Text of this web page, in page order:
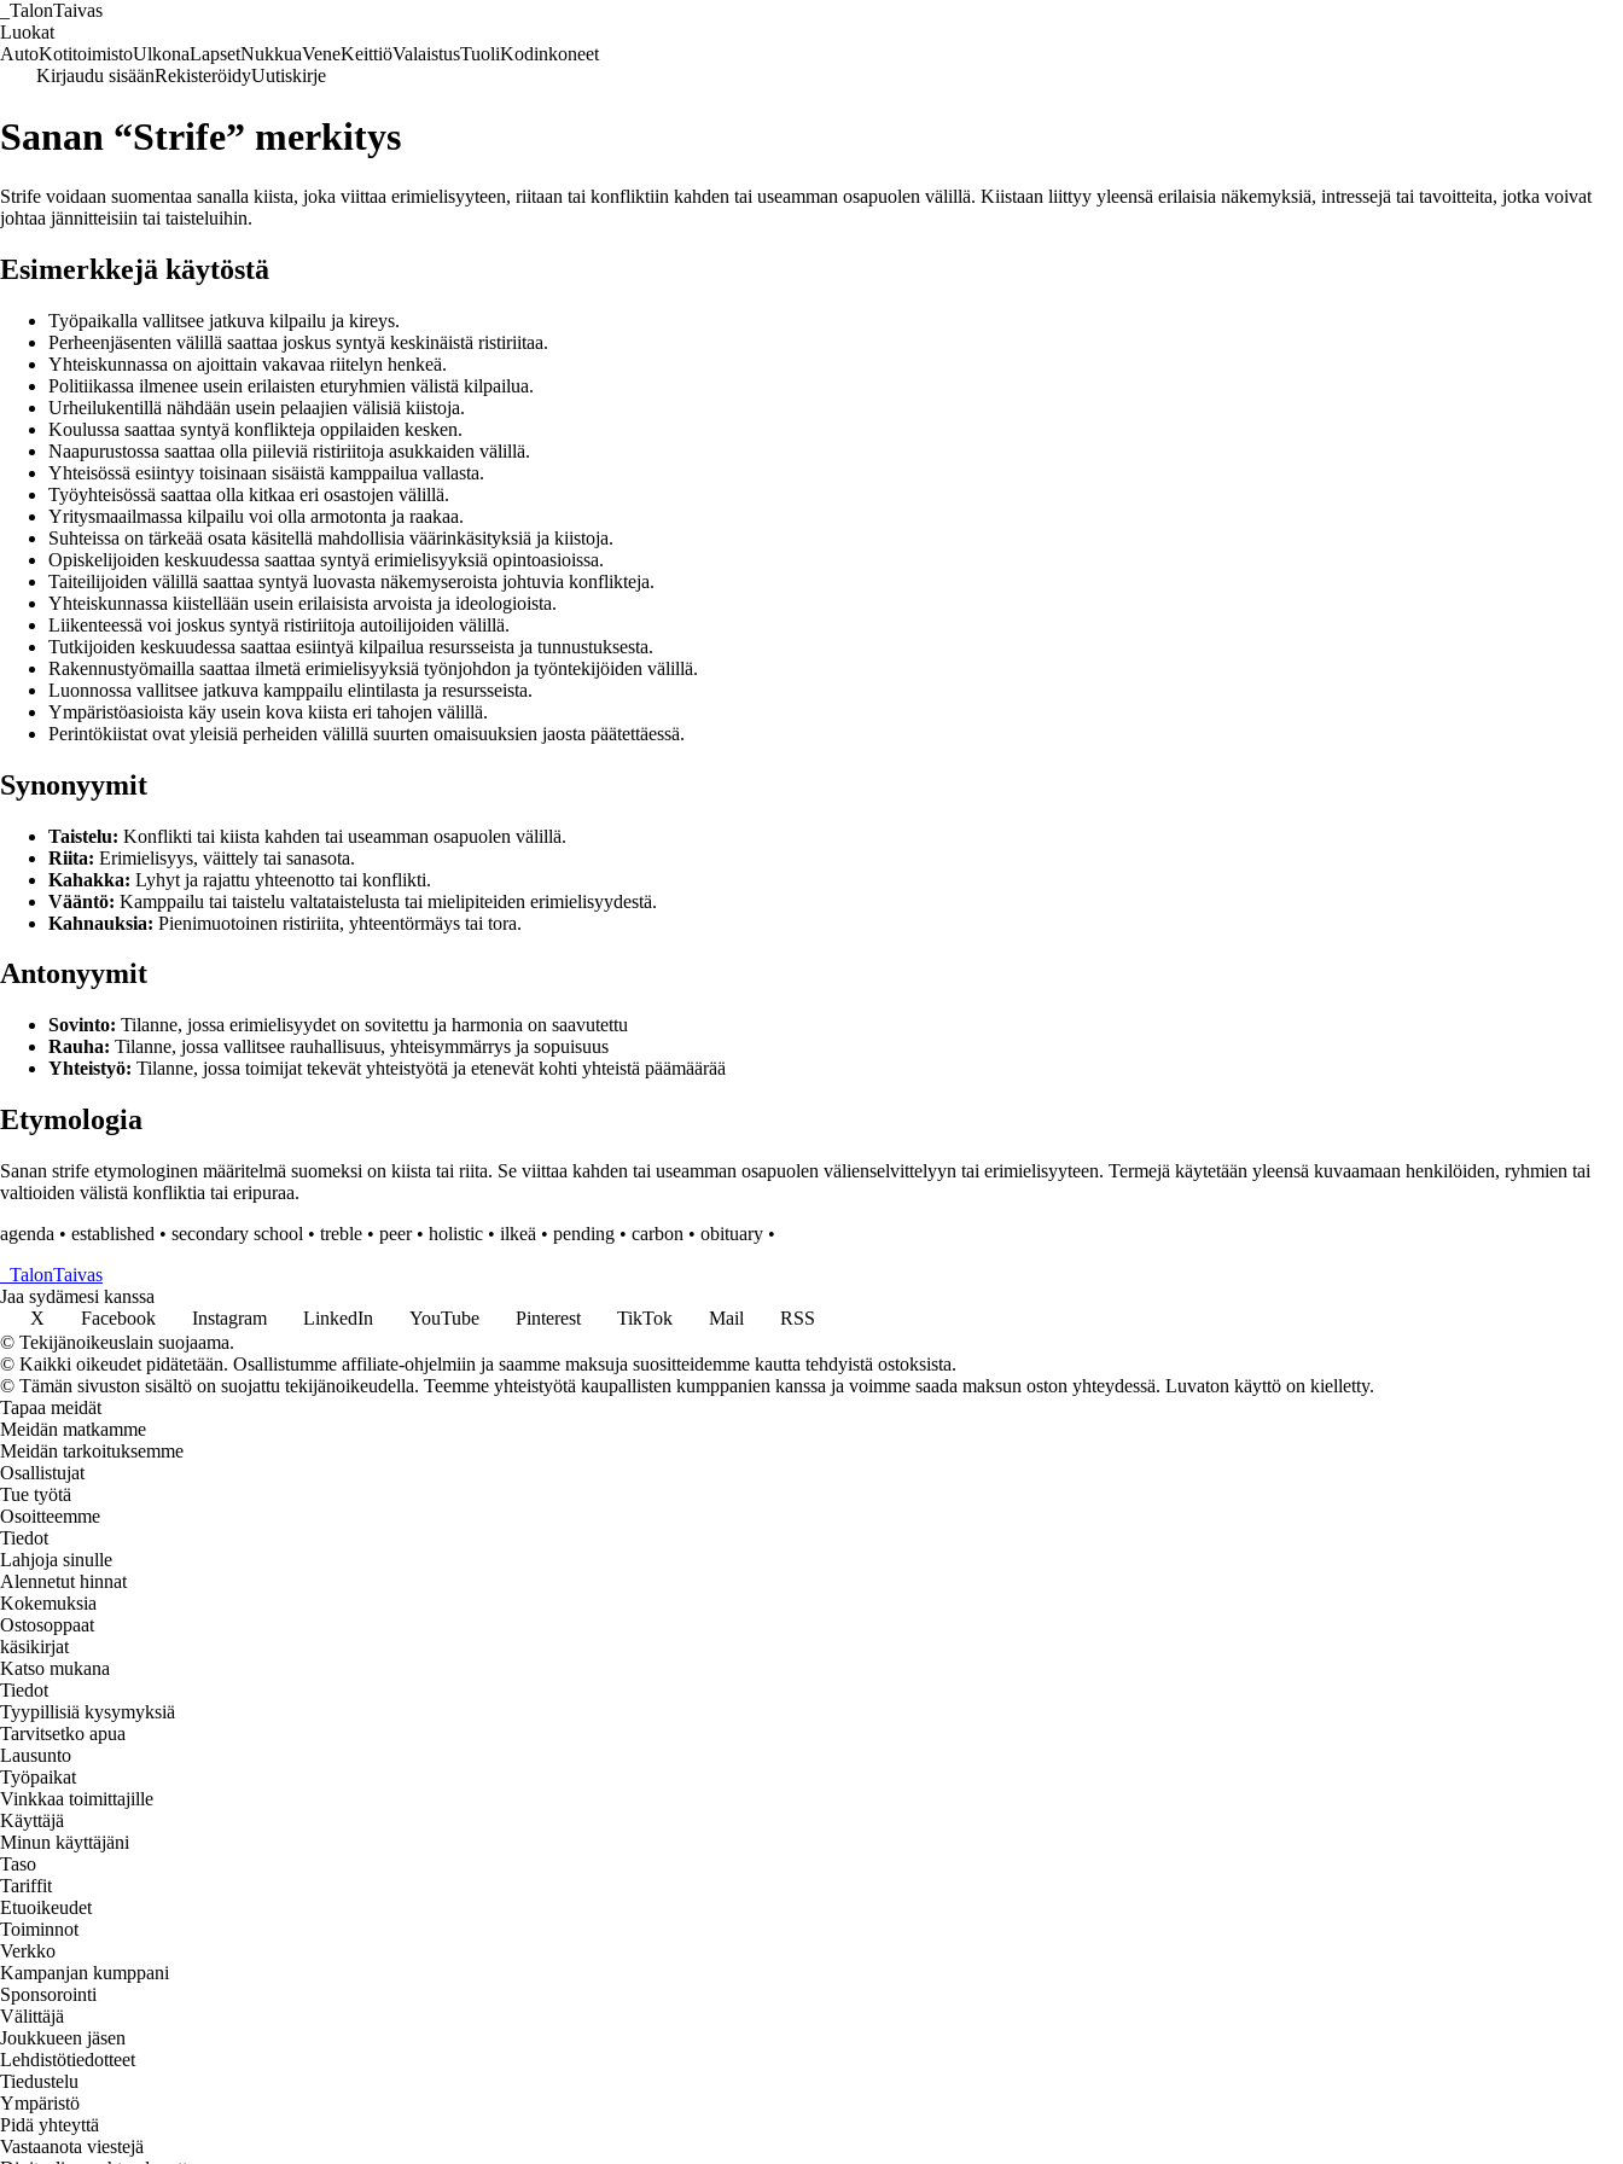
TalonTaivas
Luokat
AutoKotitoimistoUlkonaLapsetNukkuaVeneKeittiöValaistusTuoliKodinkoneet
Kirjaudu sisäänRekisteröidyUutiskirje
Sanan “Strife” merkitys
Strife voidaan suomentaa sanalla kiista, joka viittaa erimielisyyteen, riitaan tai konfliktiin kahden tai useamman osapuolen välillä. Kiistaan liittyy yleensä erilaisia näkemyksiä, intressejä tai tavoitteita, jotka voivat
johtaa jännitteisiin tai taisteluihin.
Esimerkkejä käytöstä
Työpaikalla vallitsee jatkuva kilpailu ja kireys.
Perheenjäsenten välillä saattaa joskus syntyä keskinäistä ristiriitaa.
Yhteiskunnassa on ajoittain vakavaa riitelyn henkeä.
Politiikassa ilmenee usein erilaisten eturyhmien välistä kilpailua.
Urheilukentillä nähdään usein pelaajien välisiä kiistoja.
Koulussa saattaa syntyä konflikteja oppilaiden kesken.
Naapurustossa saattaa olla piileviä ristiriitoja asukkaiden välillä.
Yhteisössä esiintyy toisinaan sisäistä kamppailua vallasta.
Työyhteisössä saattaa olla kitkaa eri osastojen välillä.
Yritysmaailmassa kilpailu voi olla armotonta ja raakaa.
Suhteissa on tärkeää osata käsitellä mahdollisia väärinkäsityksiä ja kiistoja.
Opiskelijoiden keskuudessa saattaa syntyä erimielisyyksiä opintoasioissa.
Taiteilijoiden välillä saattaa syntyä luovasta näkemyseroista johtuvia konflikteja.
Yhteiskunnassa kiistellään usein erilaisista arvoista ja ideologioista.
Liikenteessä voi joskus syntyä ristiriitoja autoilijoiden välillä.
Tutkijoiden keskuudessa saattaa esiintyä kilpailua resursseista ja tunnustuksesta.
Rakennustyömailla saattaa ilmetä erimielisyyksiä työnjohdon ja työntekijöiden välillä.
Luonnossa vallitsee jatkuva kamppailu elintilasta ja resursseista.
Ympäristöasioista käy usein kova kiista eri tahojen välillä.
Perintökiistat ovat yleisiä perheiden välillä suurten omaisuuksien jaosta päätettäessä.
Synonyymit
Taistelu: Konflikti tai kiista kahden tai useamman osapuolen välillä.
Riita: Erimielisyys, väittely tai sanasota.
Kahakka: Lyhyt ja rajattu yhteenotto tai konflikti.
Vääntö: Kamppailu tai taistelu valtataistelusta tai mielipiteiden erimielisyydestä.
Kahnauksia: Pienimuotoinen ristiriita, yhteentörmäys tai tora.
Antonyymit
Sovinto: Tilanne, jossa erimielisyydet on sovitettu ja harmonia on saavutettu
Rauha: Tilanne, jossa vallitsee rauhallisuus, yhteisymmärrys ja sopuisuus
Yhteistyö: Tilanne, jossa toimijat tekevät yhteistyötä ja etenevät kohti yhteistä päämäärää
Etymologia
Sanan strife etymologinen määritelmä suomeksi on kiista tai riita. Se viittaa kahden tai useamman osapuolen välienselvittelyyn tai erimielisyyteen. Termejä käytetään yleensä kuvaamaan henkilöiden, ryhmien tai
valtioiden välistä konfliktia tai eripuraa.
agenda • established • secondary school • treble • peer• holistic • ilkeä • pending • carbon • obituary •
TalonTaivas
Jaa sydämesi kanssa
X
Facebook Instagram LinkedIn YouTube Pinterest TikTok Mail
RSS
© Tekijänoikeuslain suojaama.
© Kaikki oikeudet pidätetään. Osallistumme affiliate-ohjelmiin ja saamme maksuja suositteidemme kautta tehdyistä ostoksista.
© Tämän sivuston sisältö on suojattu tekijänoikeudella. Teemme yhteistyötä kaupallisten kumppanien kanssa ja voimme saada maksun oston yhteydessä. Luvaton käyttö on kielletty.
Tapaa meidät
Meidän matkamme
Meidän tarkoituksemme
Osallistujat
Tue työtä
Osoitteemme
Tiedot
Lahjoja sinulle
Alennetut hinnat
Kokemuksia
Ostosoppaat
käsikirjat
Katso mukana
Tiedot
Tyypillisiä kysymyksiä
Tarvitsetko apua
Lausunto
Työpaikat
Vinkkaa toimittajille
Käyttäjä
Minun käyttäjäni
Taso
Tariffit
Etuoikeudet
Toiminnot
Verkko
Kampanjan kumppani
Sponsorointi
Välittäjä
Joukkueen jäsen
Lehdistötiedotteet
Tiedustelu
Ympäristö
Pidä yhteyttä
Vastaanota viestejä